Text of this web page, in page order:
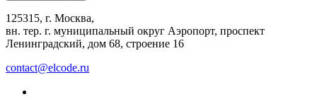
125315, г. Москва,
вн. тер. г. муниципальный округ Аэропорт, проспект
Ленинградский, дом 68, строение 16
contact@elcode.ru